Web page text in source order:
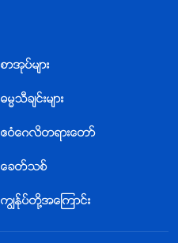
စာအုပ္မ်ား
ဓမၼသီခ်င္းမ်ား
ဧဝံေဂလိတရားေတာ္
ေခတ္သစ္
ကြၽန္ုပ္တို႔အေၾကာင္း